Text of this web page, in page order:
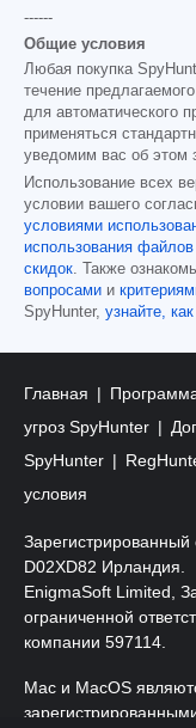
------
Общие условия
Любая покупка
течение
для автоматического
применяться
уведомим вас об этом
Использование всех
условии вашего
условиями
использования
скидок . Также
вопросами и
SpyHunter, узнайте,
Главная
угроз SpyHunter
SpyHunter
условия
D02XD82 Ирландия.
EnigmaSoft Limited,
ограниченной
компании 597114.
Mac и MacOS